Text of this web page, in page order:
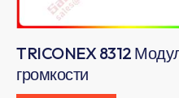
TRICONEX 8312
громкости